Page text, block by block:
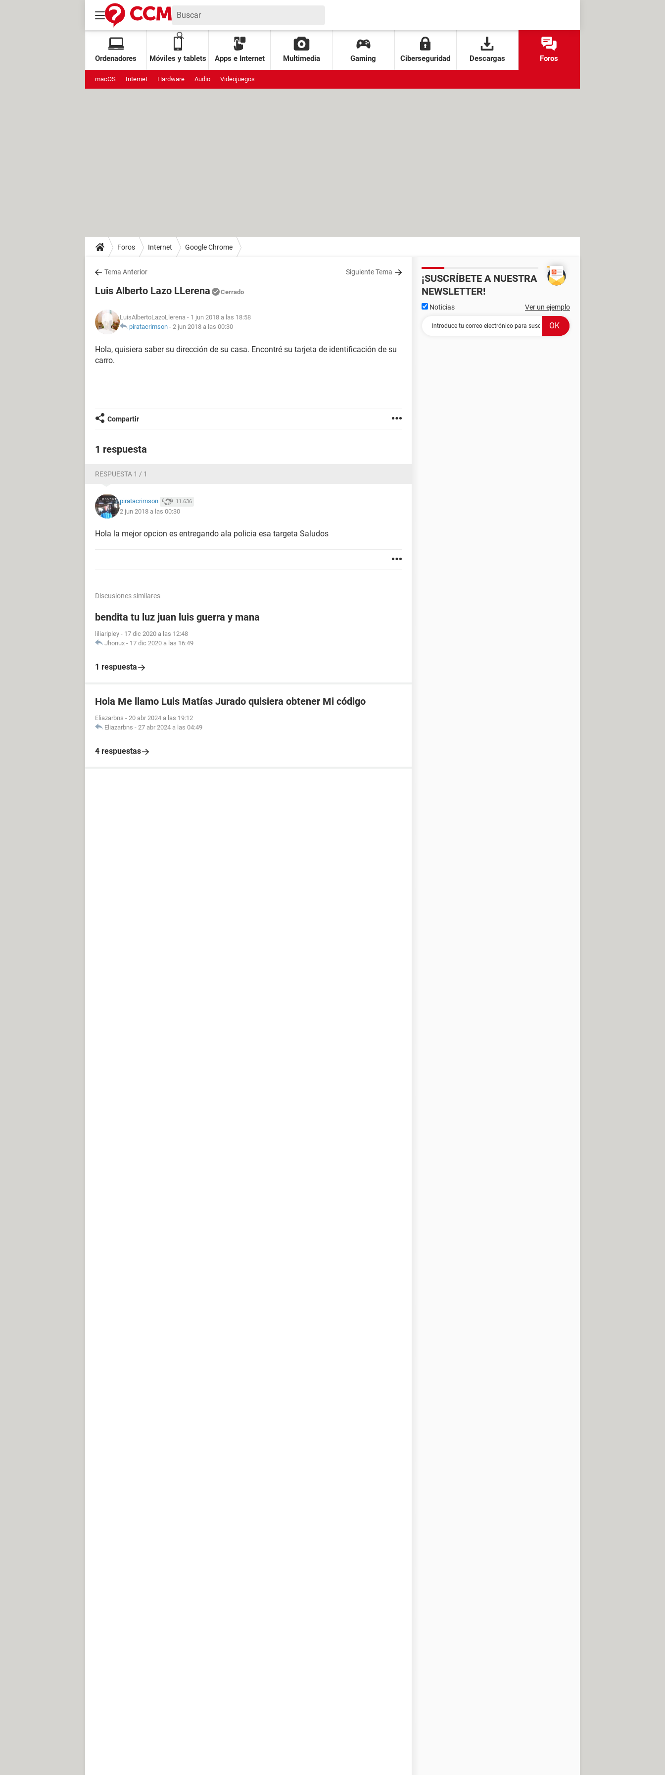
Ordenadores Móviles y tablets Apps e Internet Multimedia Gaming Ciberseguridad Descargas Foros
macOS Internet Hardware Audio Videojuegos
Foros Internet Google Chrome
Tema Anterior Siguiente Tema
Luis Alberto Lazo LLerena Cerrado
LuisAlbertoLazoLlerena - 1 jun 2018 a las 18:58
piratacrimson - 2 jun 2018 a las 00:30
Hola, quisiera saber su dirección de su casa. Encontré su tarjeta de identificación de su
carro.
Compartir
1 respuesta
RESPUESTA 1 / 1
piratacrimson 11.636
2 jun 2018 a las 00:30
Hola la mejor opcion es entregando ala policia esa targeta Saludos
Discusiones similares
bendita tu luz juan luis guerra y mana
liliaripley - 17 dic 2020 a las 12:48
Jhonux - 17 dic 2020 a las 16:49
1 respuesta
Hola Me llamo Luis Matías Jurado quisiera obtener Mi código
Eliazarbns - 20 abr 2024 a las 19:12
Eliazarbns - 27 abr 2024 a las 04:49
4 respuestas
¡SUSCRÍBETE A NUESTRA
NEWSLETTER!
Noticias Ver un ejemplo